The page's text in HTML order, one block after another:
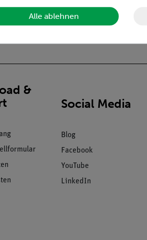
&
Social Media
Blog
Facebook
YouTube
LinkedIn
Alle ablehnen